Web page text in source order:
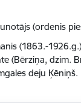
(ordenis
(1863.-
(Bērziņa, dzim.
deju Ķēniņš.